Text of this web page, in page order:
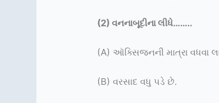
(2)વનનાબૂદીના લીધે……..
(A) ઑક્સિજનની માત્રા વધવા
(B) વરસાદ વધુ પડે છે.